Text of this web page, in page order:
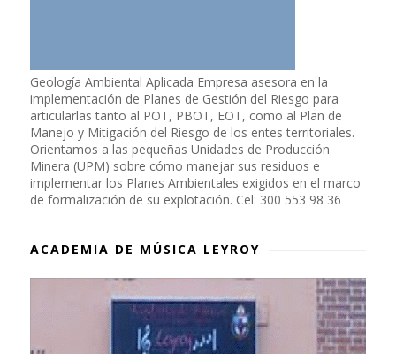
Geología Ambiental Aplicada Empresa asesora en la
implementación de Planes de Gestión del Riesgo para
articularlas tanto al POT, PBOT, EOT, como al Plan de
Manejo y Mitigación del Riesgo de los entes territoriales.
Orientamos a las pequeñas Unidades de Producción
Minera (UPM) sobre cómo manejar sus residuos e
implementar los Planes Ambientales exigidos en el marco
de formalización de su explotación. Cel: 300 553 98 36
ACADEMIA DE MÚSICA LEYROY